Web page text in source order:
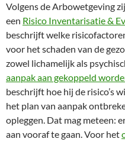
Volgens de Arbowetgeving
een Risico Inventarisatie &
beschrijft welke
voor het schaden van de
zowel lichamelijk als
aanpak aan gekoppeld
beschrijft hoe hij de risico’s
het plan van aanpak
opleggen. Dat mag meteen:
aan vooraf te gaan. Voor het